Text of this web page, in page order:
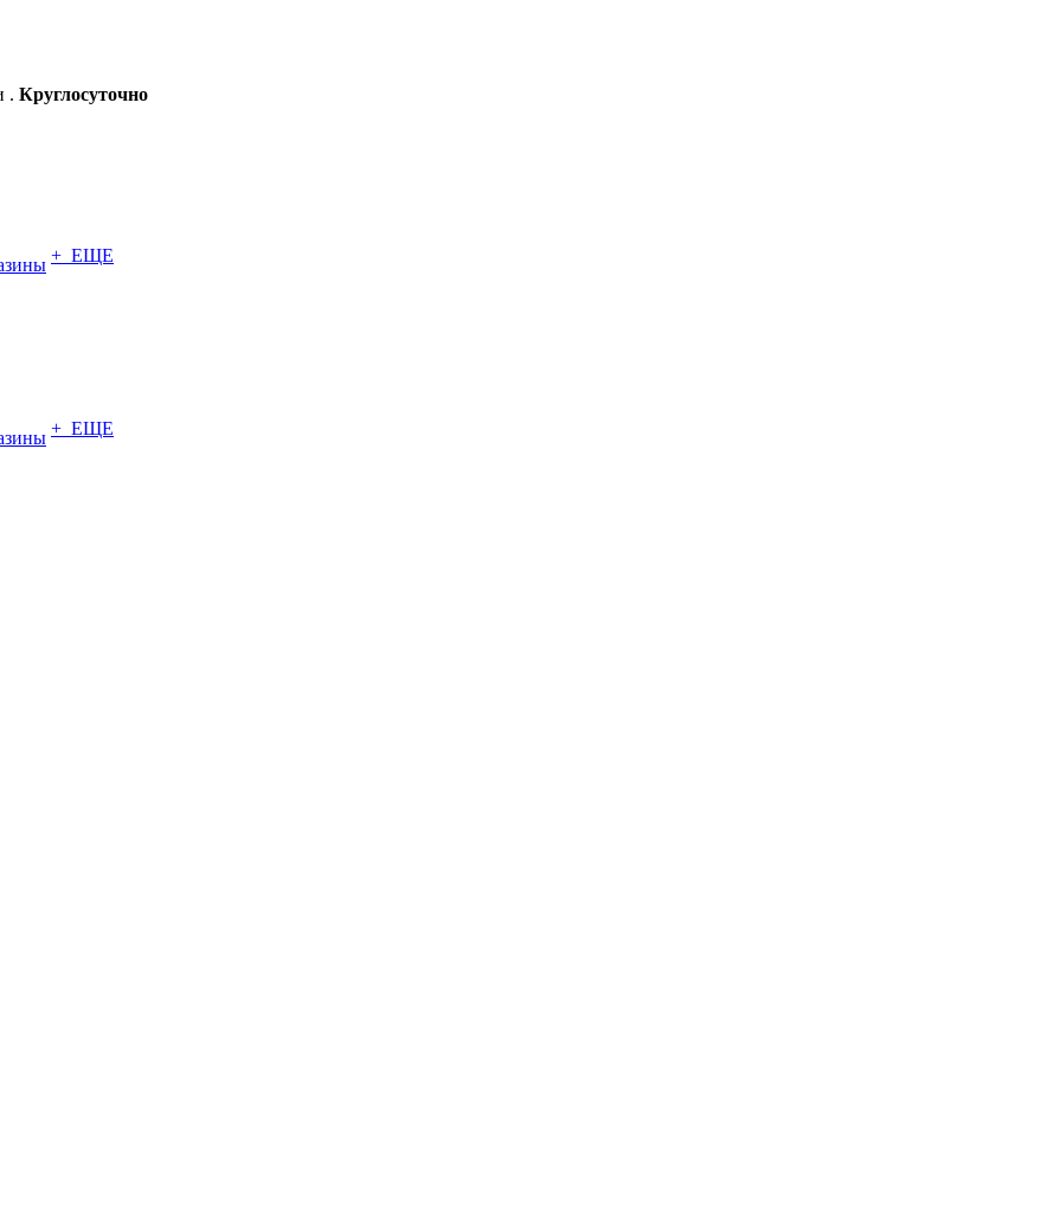
. Круглосуточно
+ ЕЩЕ
+ ЕЩЕ